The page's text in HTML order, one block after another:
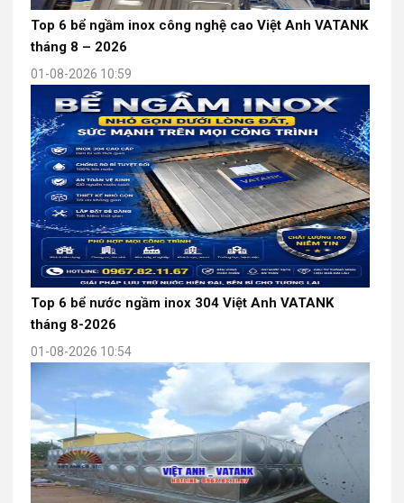
Top 6 bể ngầm inox công nghệ cao Việt Anh VATANK
tháng 8 – 2026
01-08-2026 10:59
Top 6 bể nước ngầm inox 304 Việt Anh VATANK
tháng 8-2026
01-08-2026 10:54